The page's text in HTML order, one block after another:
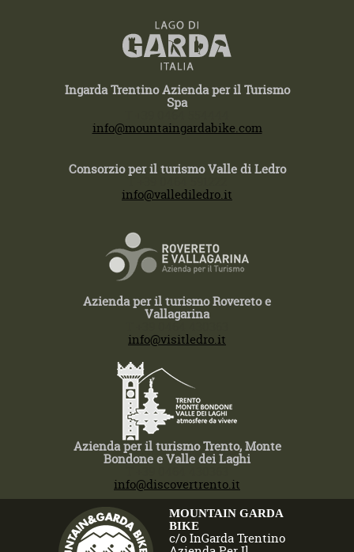
Ingarda Trentino Azienda per il Turismo
Spa
info@mountaingardabike.com
Consorzio per il turismo Valle di Ledro
info@vallediledro.it
Azienda per il turismo Rovereto e
Vallagarina
info@visitledro.it
Azienda per il turismo Trento, Monte
Bondone e Valle dei Laghi
info@discovertrento.it
MOUNTAIN GARDA
BIKE
c/o InGarda Trentino